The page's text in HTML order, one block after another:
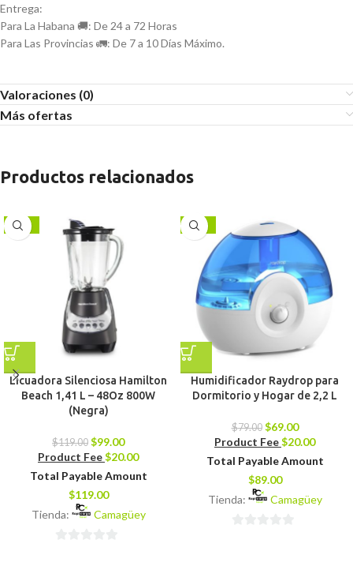
Entrega:
Para La Habana 🚚: De 24 a 72 Horas
Para Las Provincias 🚛: De 7 a 10 Días Máximo.
Valoraciones (0)
Más ofertas
Productos relacionados
-17%
Licuadora Silenciosa Hamilton
Beach 1,41 L – 48Oz 800W
(Negra)
$119.00 $99.00
Product Fee$20.00
Total Payable Amount
$119.00
Tienda:
Camagüey
-13%
Humidificador Raydrop para
Dormitorio y Hogar de 2,2 L
$79.00 $69.00
Product Fee$20.00
Total Payable Amount
$89.00
Tienda:
Camagüey